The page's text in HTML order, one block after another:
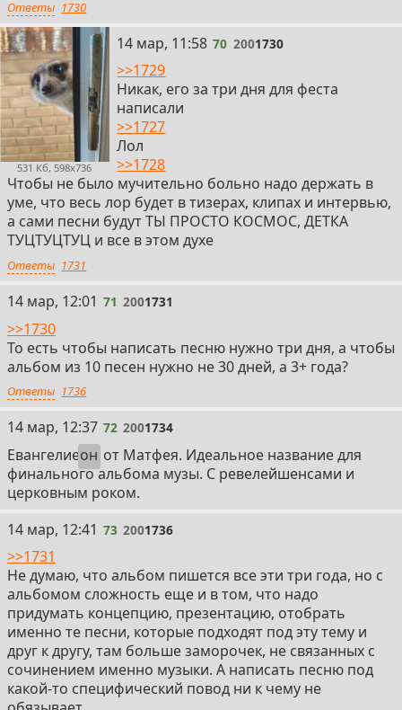
Ответы 1730
531 Кб, 598x736
70
14 мар, 11:58 70 2001730
>>1729
Никак, его за три дня для феста
написали
>>1727
Лол
>>1728
Чтобы не было мучительно больно надо держать в
уме, что весь лор будет в тизерах, клипах и интервью,
а сами песни будут ТЫ ПРОСТО КОСМОС, ДЕТКА
ТУЦТУЦТУЦ и все в этом духе
Ответы 1731
71
14 мар, 12:01 71 2001731
>>1730
То есть чтобы написать песню нужно три дня, а чтобы
альбом из 10 песен нужно не 30 дней, а 3+ года?
Ответы 1736
72
14 мар, 12:37 72 2001734
Евангелиеон от Матфея. Идеальное название для
финального альбома музы. С ревелейшенсами и
церковным роком.
73
14 мар, 12:41 73 2001736
>>1731
Не думаю, что альбом пишется все эти три года, но с
альбомом сложность еще и в том, что надо
придумать концепцию, презентацию, отобрать
именно те песни, которые подходят под эту тему и
друг к другу, там больше заморочек, не связанных с
сочинением именно музыки. А написать песню под
какой-то специфический повод ни к чему не